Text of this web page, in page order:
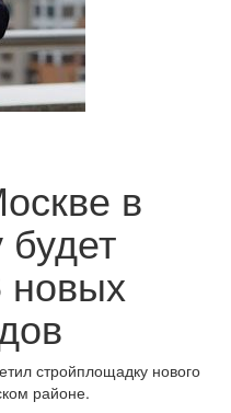
в
новых
стройплощадку нового
районе.